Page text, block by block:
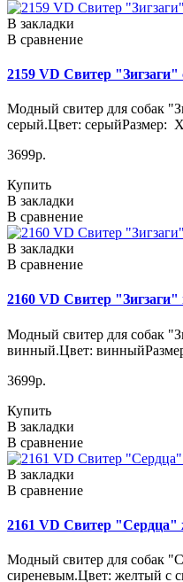
В закладки
В сравнение
2159 VD Свитер "Зигзаги"
Модный свитер для собак
серый.Цвет: серыйРазмер:
3699р.
Купить
В закладки
В сравнение
В закладки
В сравнение
2160 VD Свитер
Модный свитер для собак
винный.Цвет:
3699р.
Купить
В закладки
В сравнение
В закладки
В сравнение
2161 VD Свитер "Сердца"
Модный свитер для собак
сиреневым.Цвет: желтый с